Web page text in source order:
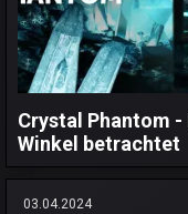
Crystal Phantom -
Winkel betrachtet
03.04.2024